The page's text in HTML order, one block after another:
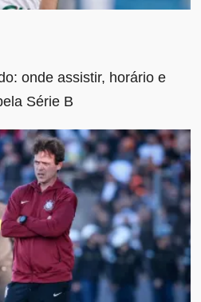
onde assistir, horário e
Série B